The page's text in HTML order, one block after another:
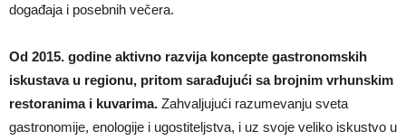
događaja i posebnih večera.
Od 2015. godine aktivno razvija koncepte gastronomskih
iskustava u regionu, pritom sarađujući sa brojnim vrhunskim
restoranima i kuvarima. Zahvaljujući razumevanju sveta
gastronomije, enologije i ugostiteljstva, i uz svoje veliko iskustvo u